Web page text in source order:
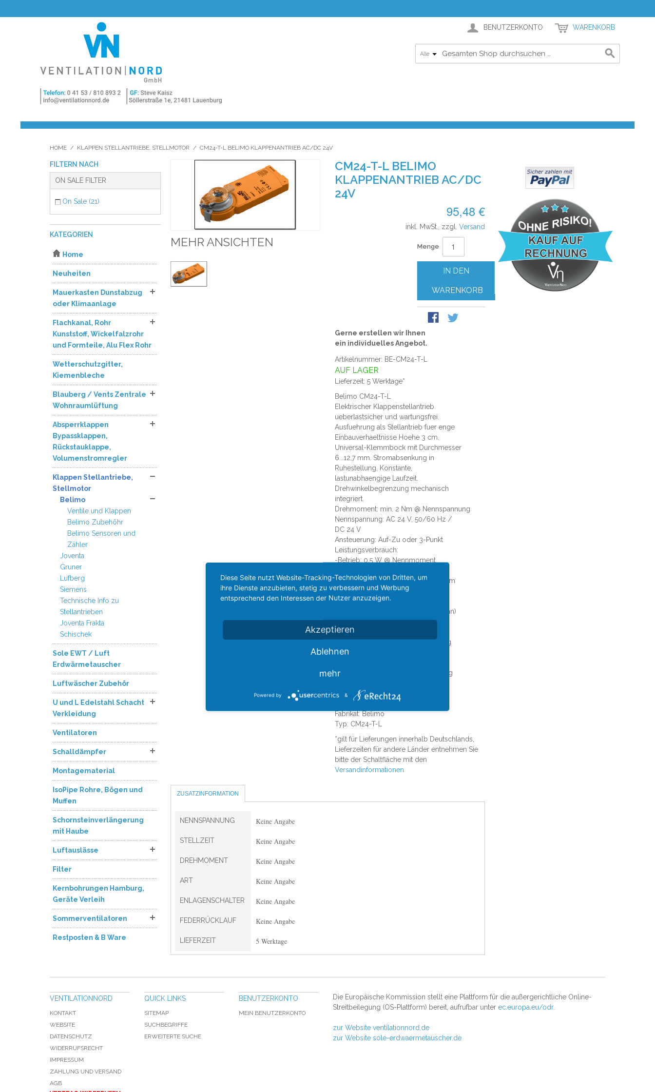
BENUTZERKONTO WARENKORB
Alle
HOME / KLAPPEN STELLANTRIEBE, STELLMOTOR / CM24-T-L BELIMO KLAPPENANTRIEB AC/DC 24V
MEHR ANSICHTEN
CM24-T-L BELIMO
KLAPPENANTRIEB AC/DC
24V
95,48 €
inkl. MwSt., zzgl. Versand
Menge
IN DEN
WARENKORB
Gerne erstellen wir Ihnen
ein individuelles Angebot.
Artikelnummer: BE-CM24-T-L
AUF LAGER
Lieferzeit: 5 Werktage*
Belimo CM24-T-L
Elektrischer Klappenstellantrieb
ueberlastsicher und wartungsfrei.
Ausfuehrung als Stellantrieb fuer enge
Einbauverhaeltnisse Hoehe 3 cm.
Universal-Klemmbock mit Durchmesser
6...12,7 mm. Stromabsenkung in
Ruhestellung. Konstante,
lastunabhaengige Laufzeit.
Drehwinkelbegrenzung mechanisch
integriert.
Drehmoment: min. 2 Nm @ Nennspannung
Nennspannung: AC 24 V, 50/60 Hz /
DC 24 V
Ansteuerung: Auf-Zu oder 3-Punkt
Leistungsverbrauch:
-Betrieb: 0,5 W @ Nennmoment
Anschluss: Klemmen fuer 3 x 1,5 qmm
CU-Draht oder 3 x 1,0 qmm
CU-Litzen
Drehsinn: Links (Gegen-Uhrzeigersinn)
Drehwinkel: endlos / 0...287.5 Grad
waehlbar / 315 Grad fix
Handverstellung: Getriebeausrastung
mit Magnet
Schutzklasse: III Schutzkleinspannung
EMV: CE gemaess 2014/30/EU
Fabrikat: Belimo
Typ: CM24-T-L
*gilt für Lieferungen innerhalb Deutschlands,
Lieferzeiten für andere Länder entnehmen Sie
bitte der Schaltfläche mit den
Versandinformationen
ZUSATZINFORMATION
NENNSPANNUNG Keine Angabe
STELLZEIT Keine Angabe
DREHMOMENT Keine Angabe
ART Keine Angabe
ENLAGENSCHALTER Keine Angabe
FEDERRÜCKLAUF Keine Angabe
LIEFERZEIT 5 Werktage
FILTERN NACH
ON SALE FILTER
On Sale (21)
KATEGORIEN
Home
Neuheiten
Mauerkasten Dunstabzug
oder Klimaanlage
Flachkanal, Rohr
Kunststoff, Wickelfalzrohr
und Formteile, Alu Flex Rohr
Wetterschutzgitter,
Kiemenbleche
Blauberg / Vents Zentrale
Wohnraumlüftung
Absperrklappen
Bypassklappen,
Rückstauklappe,
Volumenstromregler
Klappen Stellantriebe,
Stellmotor
Belimo
Ventile und Klappen
Belimo Zubehöhr
Belimo Sensoren und
Zähler
Joventa
Gruner
Lufberg
Siemens
Technische Info zu
Stellantrieben
Joventa Frakta
Schischek
Sole EWT / Luft
Erdwärmetauscher
Luftwäscher Zubehör
U und L Edelstahl Schacht
Verkleidung
Ventilatoren
Schalldämpfer
Montagematerial
IsoPipe Rohre, Bögen und
Muffen
Schornsteinverlängerung
mit Haube
Luftauslässe
Filter
Kernbohrungen Hamburg,
Geräte Verleih
Sommerventilatoren
Restposten & B Ware
VENTILATIONNORD
KONTAKT
WEBSITE
DATENSCHUTZ
WIDERRUFSRECHT
IMPRESSUM
ZAHLUNG UND VERSAND
AGB
QUICK LINKS
SITEMAP
SUCHBEGRIFFE
ERWEITERTE SUCHE
BENUTZERKONTO
MEIN BENUTZERKONTO
Die Europäische Kommission stellt eine Plattform für die außergerichtliche Online-
Streitbeilegung (OS-Plattform) bereit, aufrufbar unterec.europa.eu/odr.
zur Website ventilationnord.de
zur Website sole-erdwaermetauscher.de
Diese Seite nutzt Website-Tracking-Technologien von Dritten, um
ihre Dienste anzubieten, stetig zu verbessern und Werbung
entsprechend den Interessen der Nutzer anzuzeigen.
Akzeptieren
Ablehnen
mehr
Powered by &